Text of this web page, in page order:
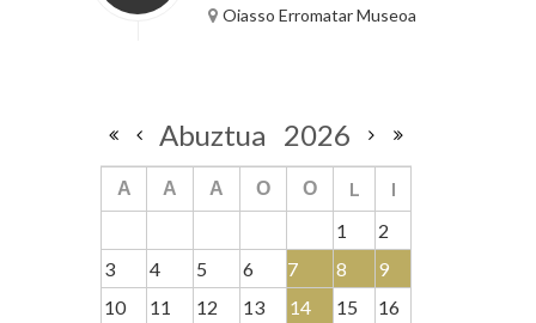
Oiasso Erromatar Museoa
Abuztua 2026
A A A O O L
I
1
2
3
4 5 6 7 8
9
10
11 12 13 14 15
16